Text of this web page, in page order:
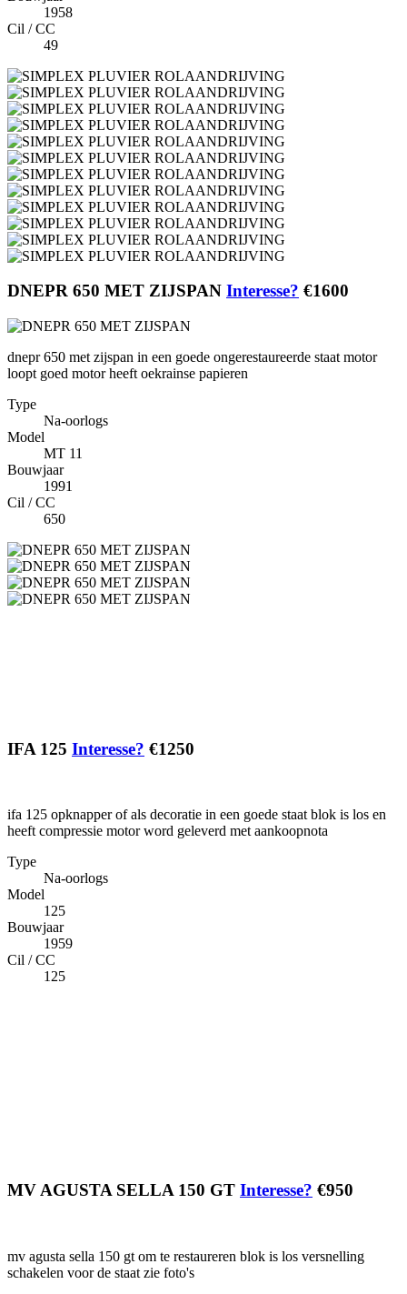
1958
Cil / CC
49
DNEPR 650 MET ZIJSPAN Interesse? €1600
dnepr 650 met zijspan in een goede ongerestaureerde staat motor
loopt goed motor heeft oekrainse papieren
Type
Na-oorlogs
Model
MT 11
Bouwjaar
1991
Cil / CC
650
IFA 125 Interesse? €1250
ifa 125 opknapper of als decoratie in een goede staat blok is los en
heeft compressie motor word geleverd met aankoopnota
Type
Na-oorlogs
Model
125
Bouwjaar
1959
Cil / CC
125
MV AGUSTA SELLA 150 GT Interesse? €950
mv agusta sella 150 gt om te restaureren blok is los versnelling
schakelen voor de staat zie foto's